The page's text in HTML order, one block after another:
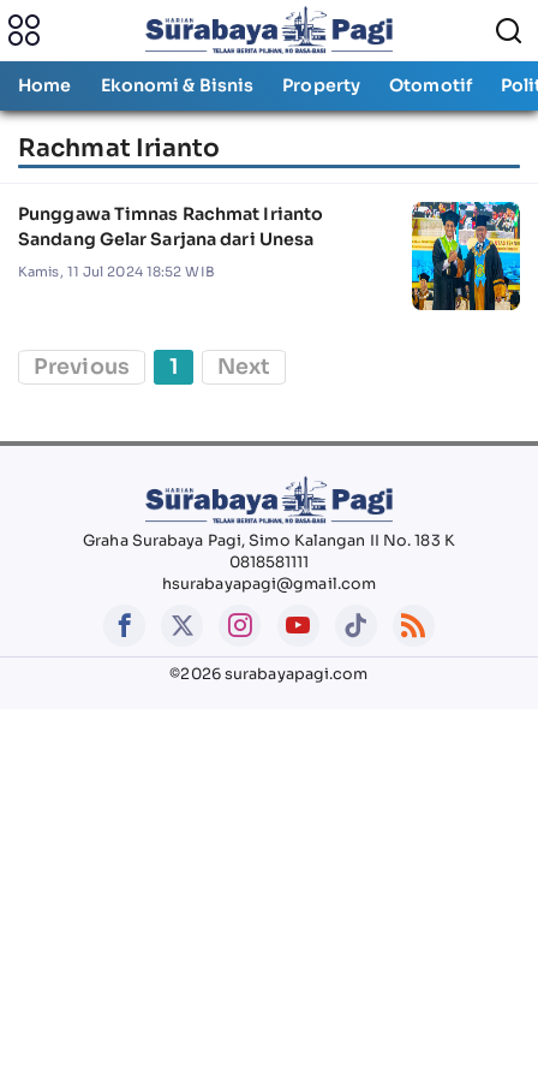
Home Ekonomi & Bisnis Property Otomotif
Rachmat Irianto
Punggawa Timnas Rachmat Irianto
Sandang Gelar Sarjana dari Unesa
Kamis, 11 Jul 2024 18:52 WIB
Previous 1 Next
Graha Surabaya Pagi, Simo Kalangan II No. 183 K
0818581111
hsurabayapagi@gmail.com
©2026 surabayapagi.com